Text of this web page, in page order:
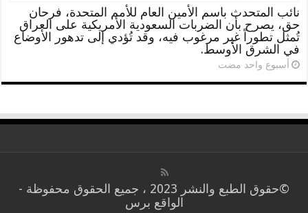
نائب المتحدث باسم الأمين العام للأمم المتحدة، فرحان
حق، يصرح بأن الضربات السعودية الأمريكية على العراق
تُمثل تطوراً غير مرغوب فيه، وقد تُؤدي إلى تدهور الأوضاع
في الشرق الأوسط.
‏أسبوع واحد مضت
©حقوق الطبع والنشر 2023 ، جميع الحقوق محفوظة -
الواقع برس